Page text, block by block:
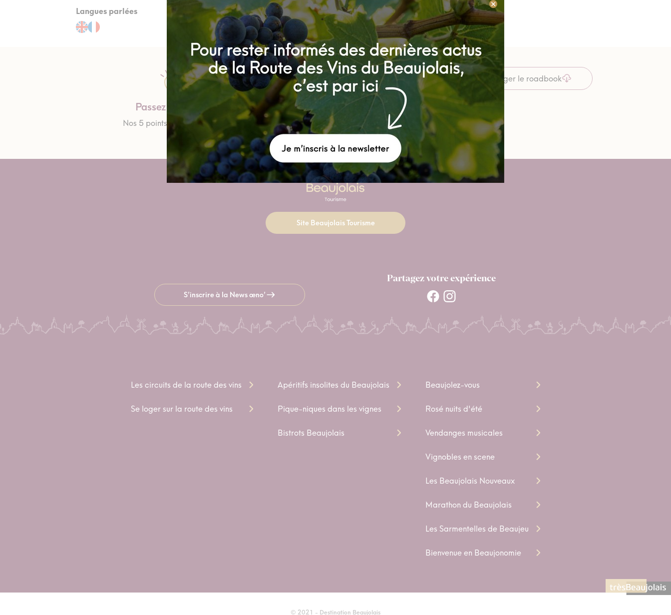
Langues parlées
Passez nous voir
Nos 5 points d'informations
Contactez un conseiller
04 74 07 27 40
Télécharger le roadbook
Site Beaujolais Tourisme
S’inscrire à la News œno’
Partagez votre expérience
Les circuits de la route des vins
Se loger sur la route des vins
Apéritifs insolites du Beaujolais
Pique-niques dans les vignes
Bistrots Beaujolais
Beaujolez-vous
Rosé nuits d'été
Vendanges musicales
Vignobles en scene
Les Beaujolais Nouveaux
Marathon du Beaujolais
Les Sarmentelles de Beaujeu
Bienvenue en Beaujonomie
© 2021 - Destination Beaujolais